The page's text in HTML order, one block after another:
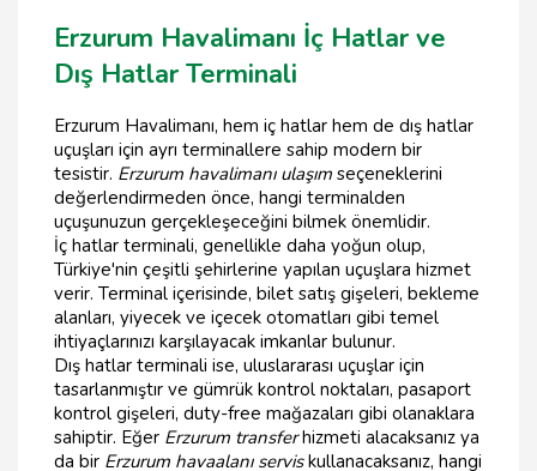
Erzurum Havalimanı İç Hatlar ve
Dış Hatlar Terminali
Erzurum Havalimanı, hem iç hatlar hem de dış hatlar
uçuşları için ayrı terminallere sahip modern bir
tesistir. Erzurum havalimanı ulaşım seçeneklerini
değerlendirmeden önce, hangi terminalden
uçuşunuzun gerçekleşeceğini bilmek önemlidir.
İç hatlar terminali, genellikle daha yoğun olup,
Türkiye'nin çeşitli şehirlerine yapılan uçuşlara hizmet
verir. Terminal içerisinde, bilet satış gişeleri, bekleme
alanları, yiyecek ve içecek otomatları gibi temel
ihtiyaçlarınızı karşılayacak imkanlar bulunur.
Dış hatlar terminali ise, uluslararası uçuşlar için
tasarlanmıştır ve gümrük kontrol noktaları, pasaport
kontrol gişeleri, duty-free mağazaları gibi olanaklara
sahiptir. Eğer Erzurum transferhizmeti alacaksanız ya
da bir Erzurum havaalanı serviskullanacaksanız, hangi